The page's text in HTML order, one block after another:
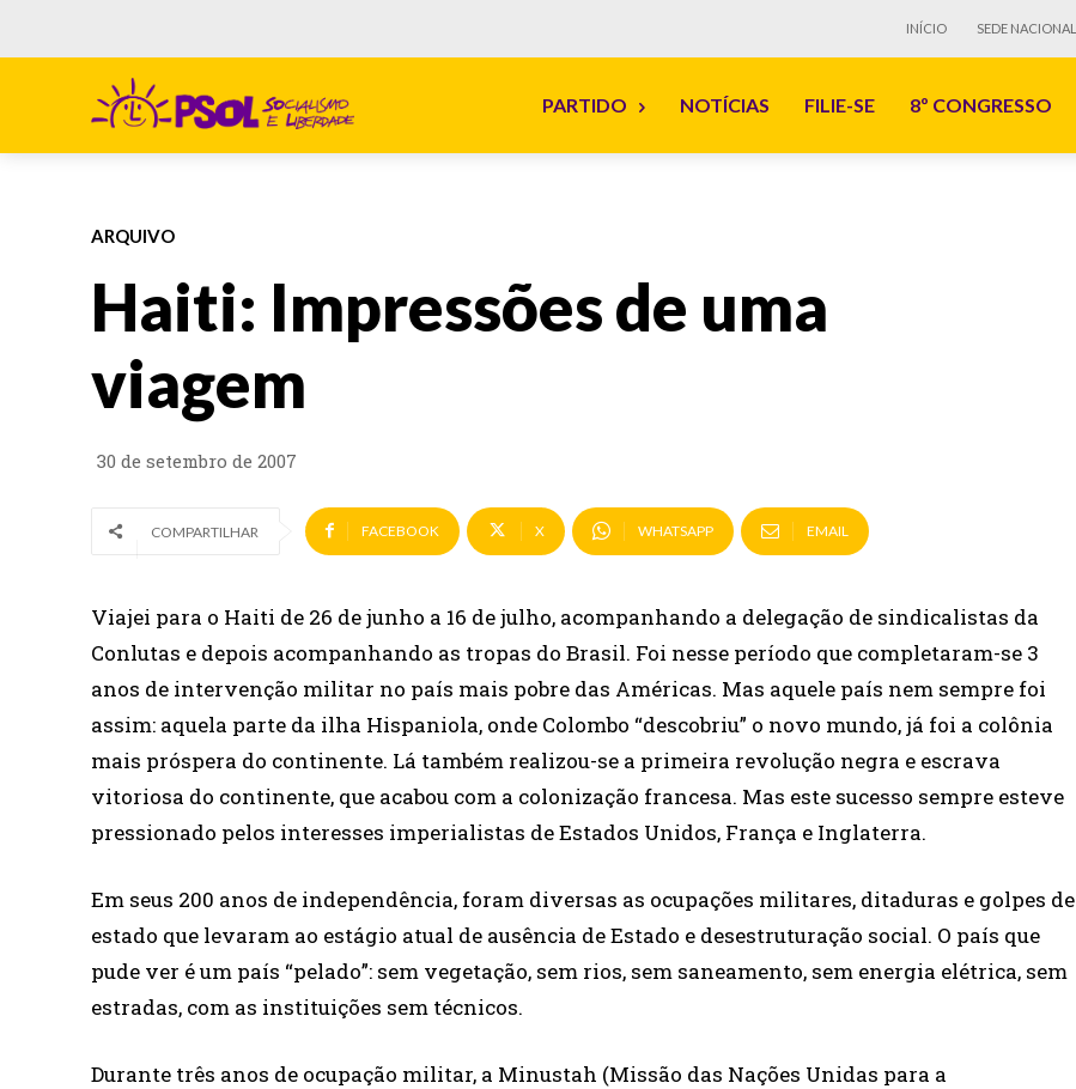
INÍCIO SEDE NACIONAL
PARTIDO NOTÍCIAS FILIE-SE 8º CONGRESSO
ARQUIVO
Haiti: Impressões de uma
viagem
30 de setembro de 2007
COMPARTILHAR FACEBOOK X WHATSAPP EMAIL
Viajei para o Haiti de 26 de junho a 16 de julho, acompanhando a delegação de sindicalistas da
Conlutas e depois acompanhando as tropas do Brasil. Foi nesse período que completaram-se 3
anos de intervenção militar no país mais pobre das Américas. Mas aquele país nem sempre foi
assim: aquela parte da ilha Hispaniola, onde Colombo “descobriu” o novo mundo, já foi a colônia
mais próspera do continente. Lá também realizou-se a primeira revolução negra e escrava
vitoriosa do continente, que acabou com a colonização francesa. Mas este sucesso sempre esteve
pressionado pelos interesses imperialistas de Estados Unidos, França e Inglaterra.
Em seus 200 anos de independência, foram diversas as ocupações militares, ditaduras e golpes de
estado que levaram ao estágio atual de ausência de Estado e desestruturação social. O país que
pude ver é um país “pelado”: sem vegetação, sem rios, sem saneamento, sem energia elétrica, sem
estradas, com as instituições sem técnicos.
Durante três anos de ocupação militar, a Minustah (Missão das Nações Unidas para a